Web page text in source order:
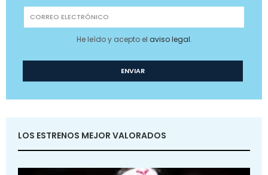
He leído y acepto el aviso legal.
LOS ESTRENOS MEJOR VALORADOS